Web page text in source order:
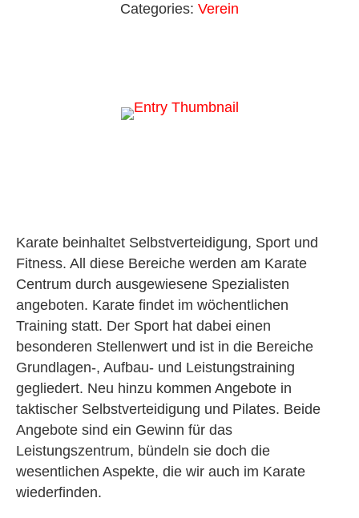
Categories: Verein
Karate beinhaltet Selbstverteidigung, Sport und
Fitness. All diese Bereiche werden am Karate
Centrum durch ausgewiesene Spezialisten
angeboten. Karate findet im wöchentlichen
Training statt. Der Sport hat dabei einen
besonderen Stellenwert und ist in die Bereiche
Grundlagen-, Aufbau- und Leistungstraining
gegliedert. Neu hinzu kommen Angebote in
taktischer Selbstverteidigung und Pilates. Beide
Angebote sind ein Gewinn für das
Leistungszentrum, bündeln sie doch die
wesentlichen Aspekte, die wir auch im Karate
wiederfinden.